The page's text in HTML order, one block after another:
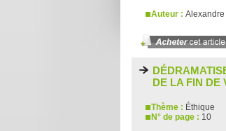
Auteur : Alexandre
DE LA FIN DE
Thème : Éthique
N° de page : 10